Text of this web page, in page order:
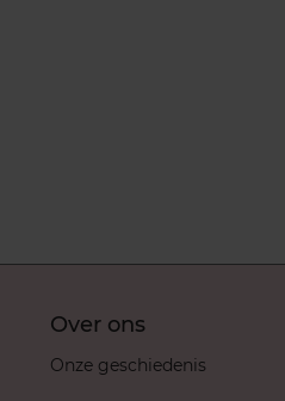
Over ons
Onze geschiedenis